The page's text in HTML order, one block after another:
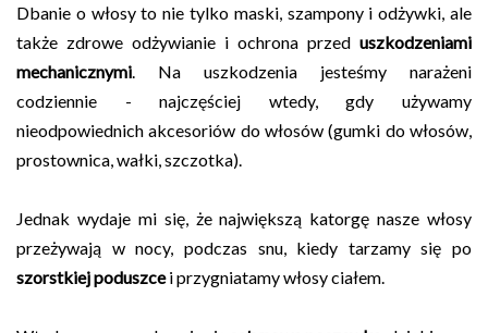
Dbanie o włosy to nie tylko maski, szampony i odżywki, ale
także zdrowe odżywianie i ochrona przed uszkodzeniami
mechanicznymi . Na uszkodzenia jesteśmy narażeni
codziennie - najczęściej wtedy, gdy używamy
nieodpowiednich akcesoriów do włosów (gumki do włosów,
prostownica, wałki, szczotka).
Jednak wydaje mi się, że największą katorgę nasze włosy
przeżywają w nocy, podczas snu, kiedy tarzamy się po
szorstkiej poduszcei przygniatamy włosy ciałem.